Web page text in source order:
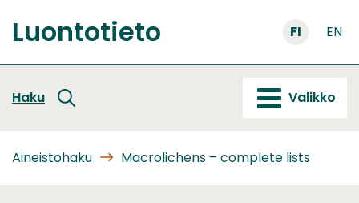
sisältöön
Etusivu
Luontotieto FI EN
Haku Valikko
Aineistohaku Macrolichens – complete lists